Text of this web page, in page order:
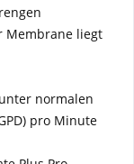
Membrane liegt
normalen
pro Minute